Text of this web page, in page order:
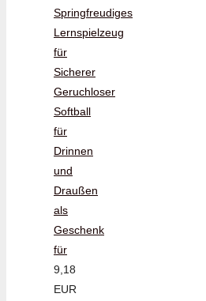
Springfreudiges
Lernspielzeug
für
Sicherer
Geruchloser
Softball
für
Drinnen
und
Draußen
als
Geschenk
für
9,18
EUR